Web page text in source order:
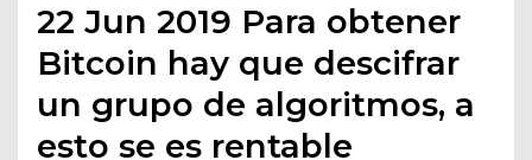
22 Jun 2019 Para obtener
Bitcoin hay que descifrar
un grupo de algoritmos, a
esto se es rentable